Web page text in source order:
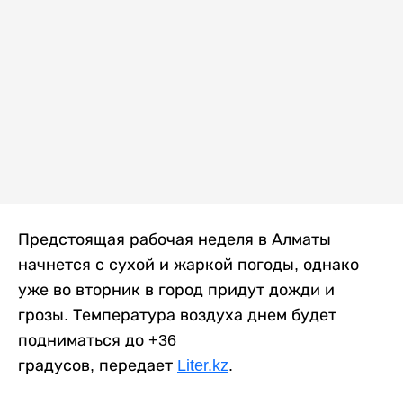
Предстоящая рабочая неделя в Алматы
начнется с сухой и жаркой погоды, однако
уже во вторник в город придут дожди и
грозы. Температура воздуха днем будет
подниматься до +36
градусов, передает Liter.kz.